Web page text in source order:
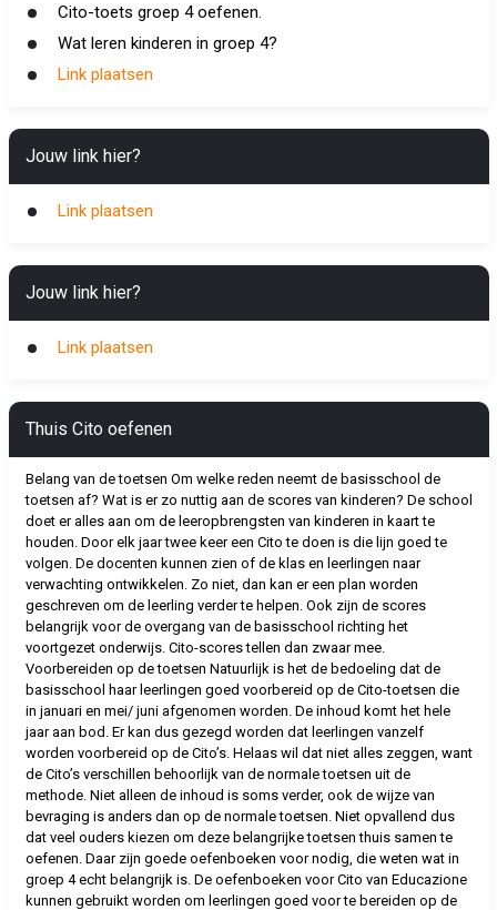
Cito-toets groep 4 oefenen.
Wat leren kinderen in groep 4?
Link plaatsen
Jouw link hier?
Link plaatsen
Jouw link hier?
Link plaatsen
Thuis Cito oefenen
Belang van de toetsen Om welke reden neemt de basisschool de
toetsen af? Wat is er zo nuttig aan de scores van kinderen? De school
doet er alles aan om de leeropbrengsten van kinderen in kaart te
houden. Door elk jaar twee keer een Cito te doen is die lijn goed te
volgen. De docenten kunnen zien of de klas en leerlingen naar
verwachting ontwikkelen. Zo niet, dan kan er een plan worden
geschreven om de leerling verder te helpen. Ook zijn de scores
belangrijk voor de overgang van de basisschool richting het
voortgezet onderwijs. Cito-scores tellen dan zwaar mee.
Voorbereiden op de toetsen Natuurlijk is het de bedoeling dat de
basisschool haar leerlingen goed voorbereid op de Cito-toetsen die
in januari en mei/ juni afgenomen worden. De inhoud komt het hele
jaar aan bod. Er kan dus gezegd worden dat leerlingen vanzelf
worden voorbereid op de Cito’s. Helaas wil dat niet alles zeggen, want
de Cito’s verschillen behoorlijk van de normale toetsen uit de
methode. Niet alleen de inhoud is soms verder, ook de wijze van
bevraging is anders dan op de normale toetsen. Niet opvallend dus
dat veel ouders kiezen om deze belangrijke toetsen thuis samen te
oefenen. Daar zijn goede oefenboeken voor nodig, die weten wat in
groep 4 echt belangrijk is. De oefenboeken voor Cito van Educazione
kunnen gebruikt worden om leerlingen goed voor te bereiden op de